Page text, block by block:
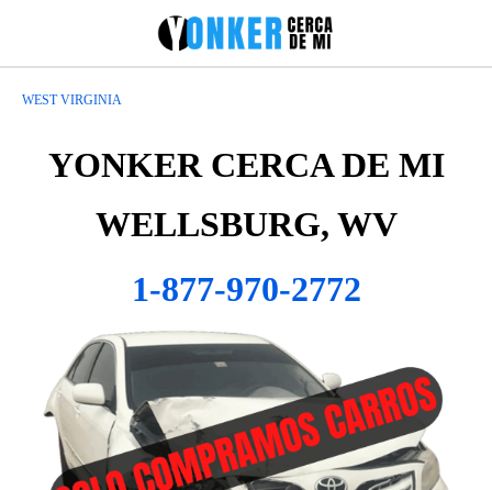
WEST VIRGINIA
YONKER CERCA DE MI
WELLSBURG, WV
1-877-970-2772